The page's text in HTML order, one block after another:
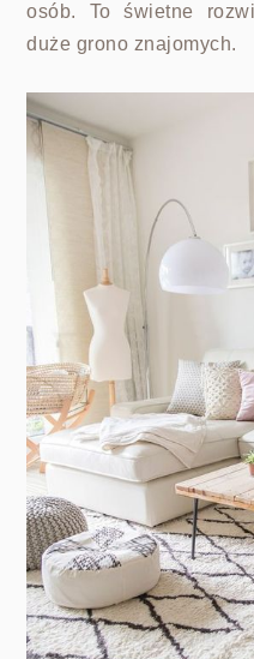
osób. To świetne
duże grono znajomych.